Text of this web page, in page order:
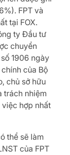
FPT và
tại FOX.
ty Đầu tư
chuyển
1906 ngày
của Bộ
chủ sở hữu
trách nhiệm
hợp nhất
thể sẽ làm
của FPT